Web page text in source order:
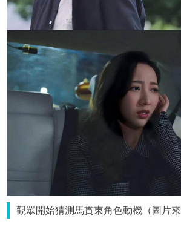
觀眾開始猜測馬貫東角色動機（圖片來